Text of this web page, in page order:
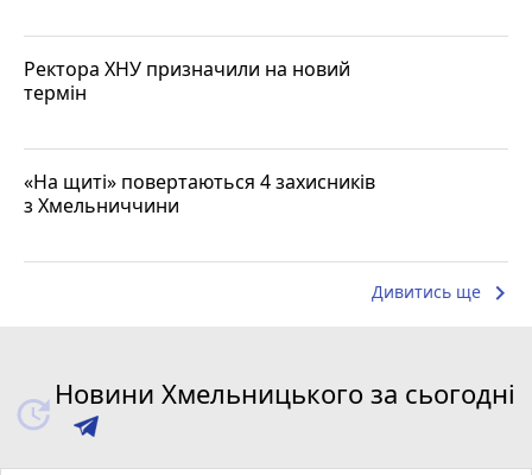
Ректора ХНУ призначили на новий
термін
«На щиті» повертаються 4 захисників
з Хмельниччини
Дивитись ще keyboard_arrow_right
Новини Хмельницького за сьогодні